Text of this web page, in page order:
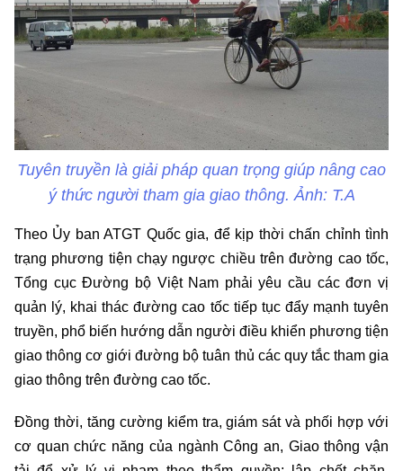
Tuyên truyền là giải pháp quan trọng giúp nâng cao
ý thức người tham gia giao thông. Ảnh: T.A
Theo Ủy ban ATGT Quốc gia, để kịp thời chấn chỉnh tình
trạng phương tiện chạy ngược chiều trên đường cao tốc,
Tổng cục Đường bộ Việt Nam phải yêu cầu các đơn vị
quản lý, khai thác đường cao tốc tiếp tục đẩy mạnh tuyên
truyền, phổ biến hướng dẫn người điều khiển phương tiện
giao thông cơ giới đường bộ tuân thủ các quy tắc tham gia
giao thông trên đường cao tốc.
Đồng thời, tăng cường kiểm tra, giám sát và phối hợp với
cơ quan chức năng của ngành Công an, Giao thông vận